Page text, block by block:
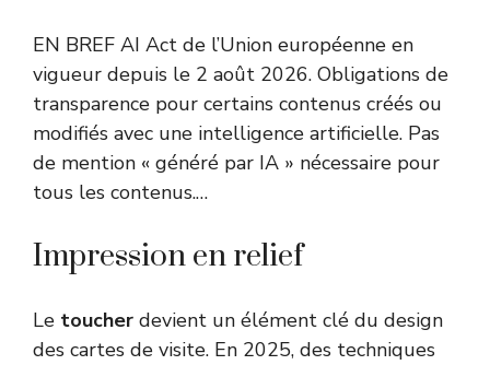
EN BREF AI Act de l’Union européenne en
vigueur depuis le 2 août 2026. Obligations de
transparence pour certains contenus créés ou
modifiés avec une intelligence artificielle. Pas
de mention « généré par IA » nécessaire pour
tous les contenus.…
Impression en relief
Le toucher devient un élément clé du design
des cartes de visite. En 2025, des techniques